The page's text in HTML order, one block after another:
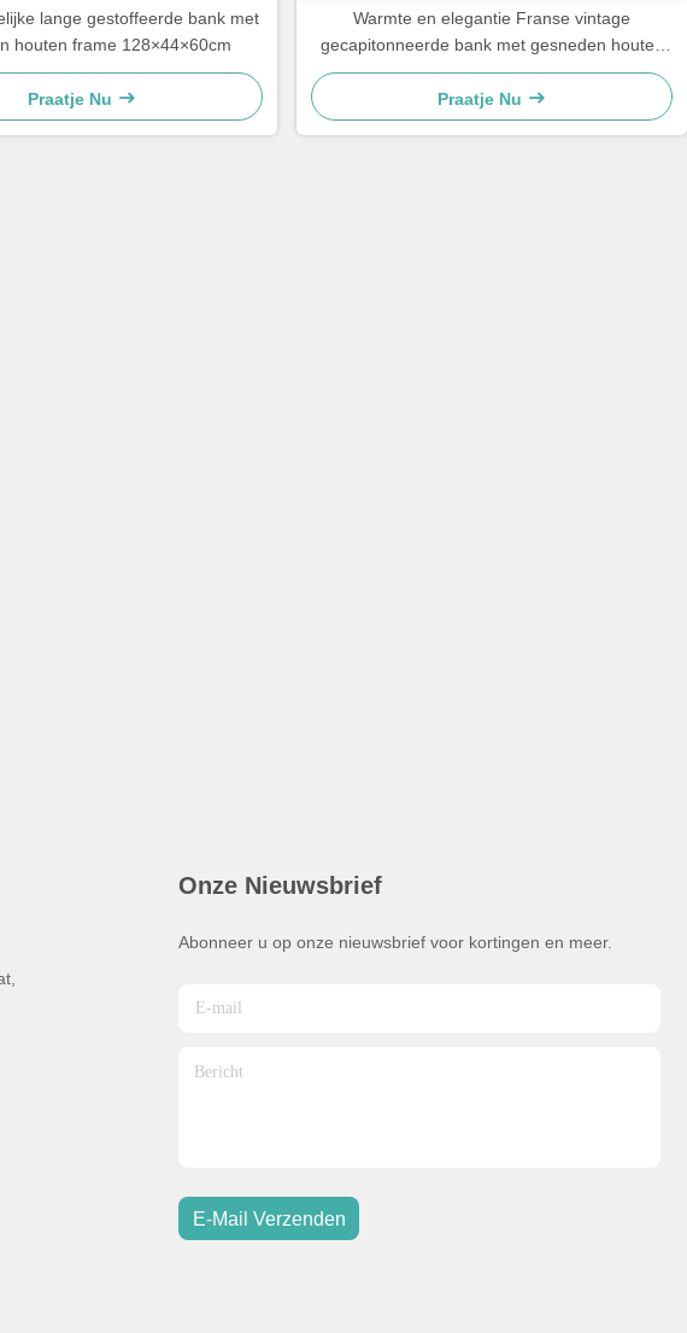
lange gestoffeerde bank met
houten frame 128×44×60cm
Praatje Nu
Warmte en elegantie Franse vintage
gecapitonneerde bank met gesneden houten
frame
Praatje Nu
Onze Nieuwsbrief
Abonneer u op onze nieuwsbrief voor kortingen en meer.
E-Mail Verzenden